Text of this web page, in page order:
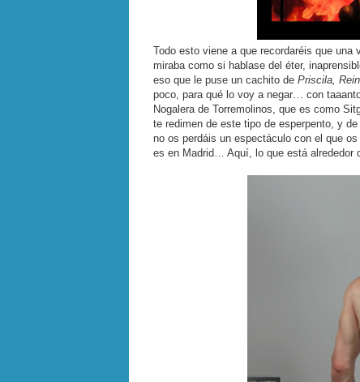
Todo esto viene a que recordaréis que
miraba como si hablase del éter,
eso que le puse un cachito de Priscila,
poco, para qué lo voy a negar… con
Nogalera de Torremolinos, que es como
te redimen de este tipo de esperpento, y
no os perdáis un espectáculo con el que
es en Madrid… Aquí, lo que está alrededor